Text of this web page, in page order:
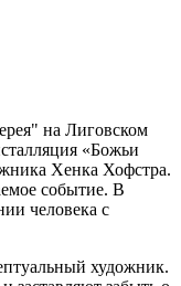
на Лиговском
«Божьи
Хенка Хофстра.
событие. В
человека с
художник.